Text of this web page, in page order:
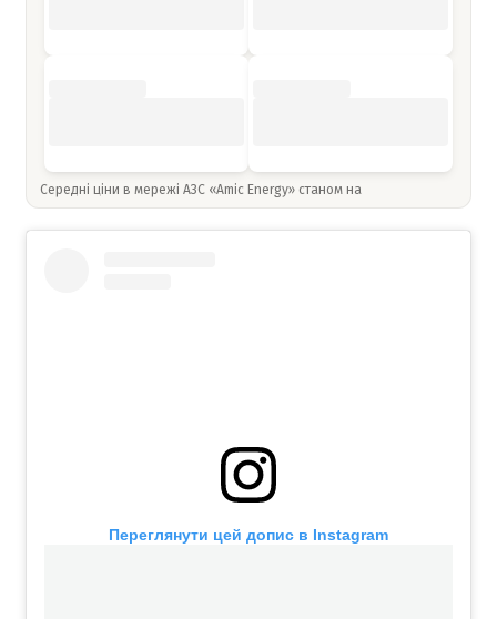
Середні ціни в мережі АЗС «Amic Energy» станом на
Переглянути цей допис в Instagram